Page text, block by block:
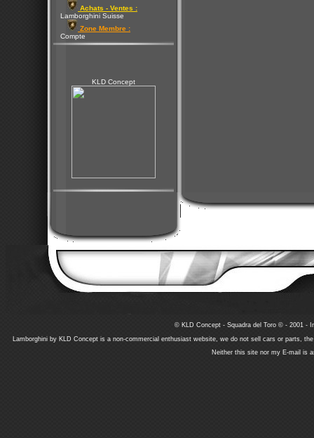
Achats - Ventes :
Lamborghini Suisse
Zone Membre :
Compte
KLD Concept
© KLD Concept - Squadra del Toro © - 2001 -
Lamborghini by KLD Concept is a non-commercial enthusiast website, we do not sell cars or parts,
Neither this site nor my E-mail is